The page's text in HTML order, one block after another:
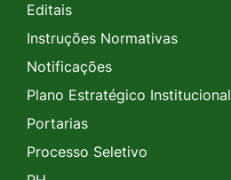
Editais
Instruções Normativas
Notificações
Plano Estratégico Institucional
Portarias
Processo Seletivo